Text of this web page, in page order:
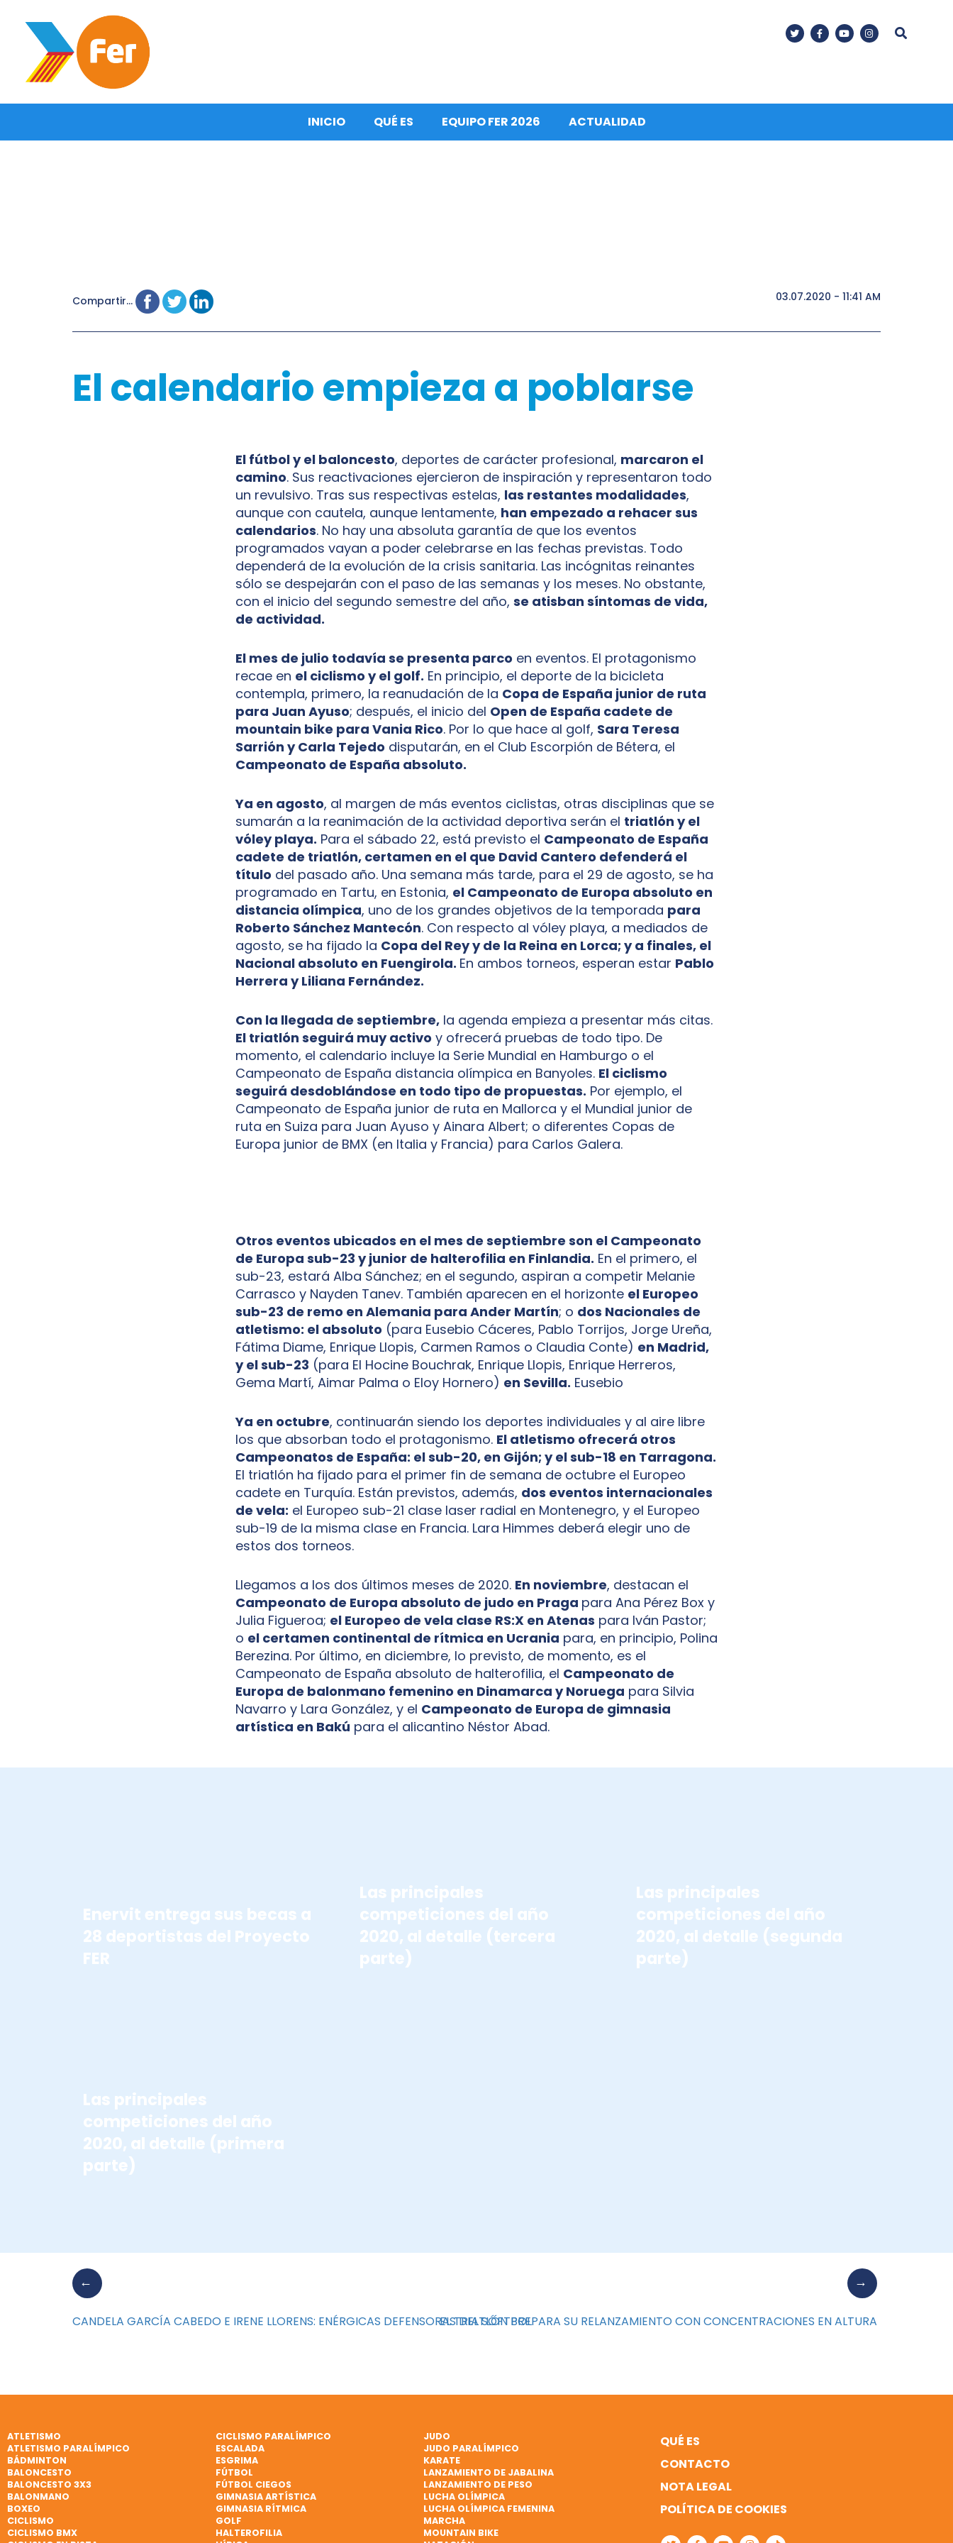
INICIO QUÉ ES EQUIPO FER 2026 ACTUALIDAD
Compartir... 03.07.2020 - 11:41 AM
El calendario empieza a poblarse
El fútbol y el baloncesto, deportes de carácter profesional, marcaron el
camino. Sus reactivaciones ejercieron de inspiración y representaron todo
un revulsivo. Tras sus respectivas estelas, las restantes modalidades,
aunque con cautela, aunque lentamente, han empezado a rehacer sus
calendarios. No hay una absoluta garantía de que los eventos
programados vayan a poder celebrarse en las fechas previstas. Todo
dependerá de la evolución de la crisis sanitaria. Las incógnitas reinantes
sólo se despejarán con el paso de las semanas y los meses. No obstante,
con el inicio del segundo semestre del año, se atisban síntomas de vida,
de actividad.
El mes de julio todavía se presenta parco en eventos. El protagonismo
recae en el ciclismo y el golf. En principio, el deporte de la bicicleta
contempla, primero, la reanudación de la Copa de España junior de ruta
para Juan Ayuso; después, el inicio del Open de España cadete de
mountain bike para Vania Rico. Por lo que hace al golf, Sara Teresa
Sarrión y Carla Tejedo disputarán, en el Club Escorpión de Bétera, el
Campeonato de España absoluto.
Ya en agosto, al margen de más eventos ciclistas, otras disciplinas que se
sumarán a la reanimación de la actividad deportiva serán el triatlón y el
vóley playa. Para el sábado 22, está previsto el Campeonato de España
cadete de triatlón, certamen en el que David Cantero defenderá el
título del pasado año. Una semana más tarde, para el 29 de agosto, se ha
programado en Tartu, en Estonia, el Campeonato de Europa absoluto en
distancia olímpica, uno de los grandes objetivos de la temporada para
Roberto Sánchez Mantecón. Con respecto al vóley playa, a mediados de
agosto, se ha fijado la Copa del Rey y de la Reina en Lorca; y a finales, el
Nacional absoluto en Fuengirola. En ambos torneos, esperan estar Pablo
Herrera y Liliana Fernández.
Con la llegada de septiembre, la agenda empieza a presentar más citas.
El triatlón seguirá muy activo y ofrecerá pruebas de todo tipo. De
momento, el calendario incluye la Serie Mundial en Hamburgo o el
Campeonato de España distancia olímpica en Banyoles. El ciclismo
seguirá desdoblándose en todo tipo de propuestas. Por ejemplo, el
Campeonato de España junior de ruta en Mallorca y el Mundial junior de
ruta en Suiza para Juan Ayuso y Ainara Albert; o diferentes Copas de
Europa junior de BMX (en Italia y Francia) para Carlos Galera.
Otros eventos ubicados en el mes de septiembre son el Campeonato
de Europa sub-23 y junior de halterofilia en Finlandia. En el primero, el
sub-23, estará Alba Sánchez; en el segundo, aspiran a competir Melanie
Carrasco y Nayden Tanev. También aparecen en el horizonte el Europeo
sub-23 de remo en Alemania para Ander Martín; o dos Nacionales de
atletismo: el absoluto (para Eusebio Cáceres, Pablo Torrijos, Jorge Ureña,
Fátima Diame, Enrique Llopis, Carmen Ramos o Claudia Conte) en Madrid,
y el sub-23 (para El Hocine Bouchrak, Enrique Llopis, Enrique Herreros,
Gema Martí, Aimar Palma o Eloy Hornero) en Sevilla. Eusebio
Ya en octubre, continuarán siendo los deportes individuales y al aire libre
los que absorban todo el protagonismo. El atletismo ofrecerá otros
Campeonatos de España: el sub-20, en Gijón; y el sub-18 en Tarragona.
El triatlón ha fijado para el primer fin de semana de octubre el Europeo
cadete en Turquía. Están previstos, además, dos eventos internacionales
de vela: el Europeo sub-21 clase laser radial en Montenegro, y el Europeo
sub-19 de la misma clase en Francia. Lara Himmes deberá elegir uno de
estos dos torneos.
Llegamos a los dos últimos meses de 2020. En noviembre, destacan el
Campeonato de Europa absoluto de judo en Praga para Ana Pérez Box y
Julia Figueroa; el Europeo de vela clase RS:X en Atenas para Iván Pastor;
o el certamen continental de rítmica en Ucrania para, en principio, Polina
Berezina. Por último, en diciembre, lo previsto, de momento, es el
Campeonato de España absoluto de halterofilia, el Campeonato de
Europa de balonmano femenino en Dinamarca y Noruega para Silvia
Navarro y Lara González, y el Campeonato de Europa de gimnasia
artística en Bakú para el alicantino Néstor Abad.
Enervit entrega sus becas a
28 deportistas del Proyecto
FER
Las principales
competiciones del año
2020, al detalle (tercera
parte)
Las principales
competiciones del año
2020, al detalle (segunda
parte)
Las principales
competiciones del año
2020, al detalle (primera
parte)
CANDELA GARCÍA CABEDO E IRENE LLORENS: ENÉRGICAS DEFENSORAS DEL SÓFTBOLEL TRIATLÓN PREPARA SU RELANZAMIENTO CON CONCENTRACIONES EN ALTURA
ATLETISMO
ATLETISMO PARALÍMPICO
BÁDMINTON
BALONCESTO
BALONCESTO 3X3
BALONMANO
BOXEO
CICLISMO
CICLISMO BMX
CICLISMO PARALÍMPICO
ESCALADA
ESGRIMA
FÚTBOL
FÚTBOL CIEGOS
GIMNASIA ARTÍSTICA
GIMNASIA RÍTMICA
GOLF
HALTEROFILIA
JUDO
JUDO PARALÍMPICO
KARATE
LANZAMIENTO DE JABALINA
LANZAMIENTO DE PESO
LUCHA OLÍMPICA
LUCHA OLÍMPICA FEMENINA
MARCHA
MOUNTAIN BIKE
QUÉ ES
CONTACTO
NOTA LEGAL
POLÍTICA DE COOKIES